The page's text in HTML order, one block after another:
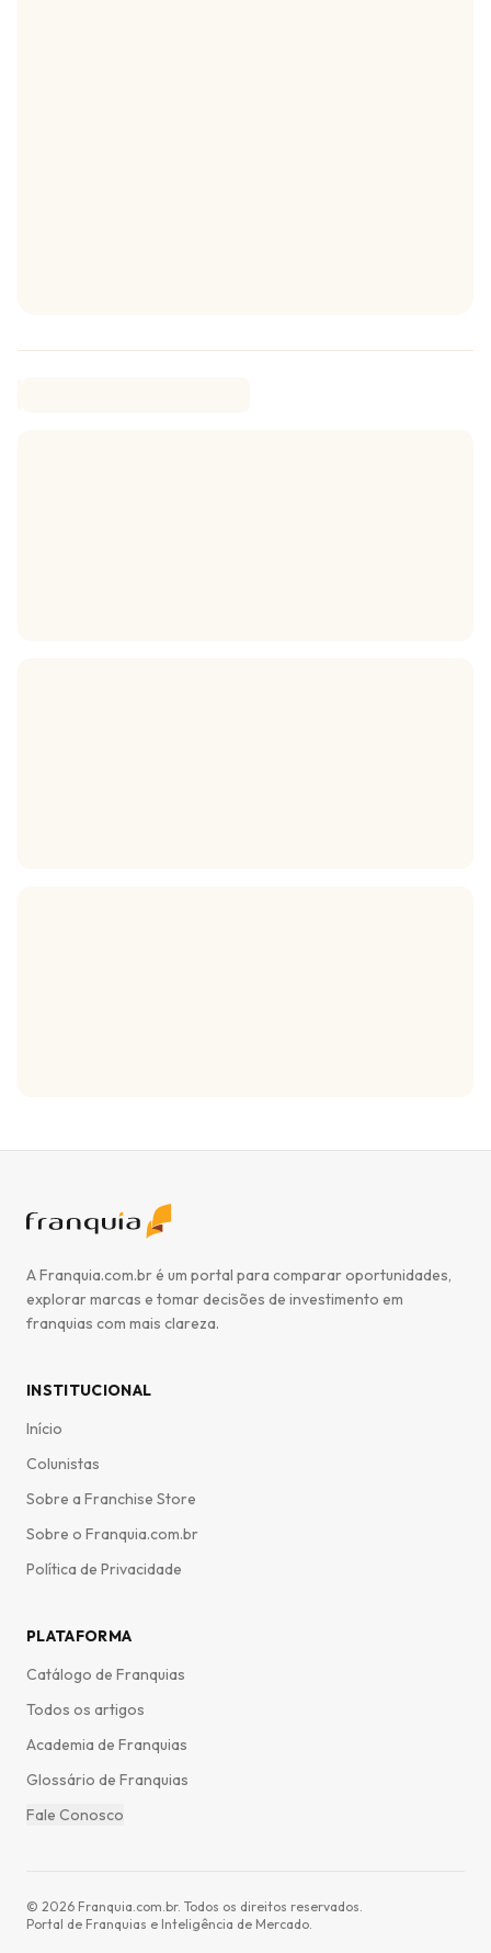
A Franquia.com.br é um portal para comparar oportunidades,
explorar marcas e tomar decisões de investimento em
franquias com mais clareza.
INSTITUCIONAL
Início
Colunistas
Sobre a Franchise Store
Sobre o Franquia.com.br
Política de Privacidade
PLATAFORMA
Catálogo de Franquias
Todos os artigos
Academia de Franquias
Glossário de Franquias
Fale Conosco
© 2026 Franquia.com.br. Todos os direitos reservados.
Portal de Franquias e Inteligência de Mercado.